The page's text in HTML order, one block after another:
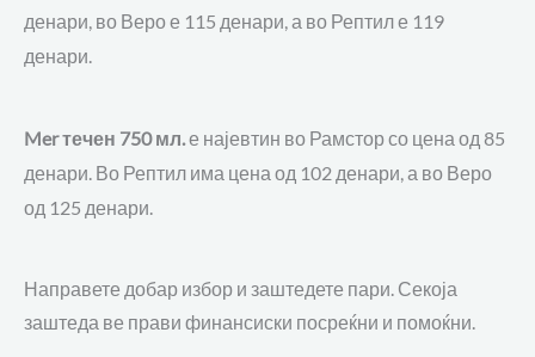
денари, во Веро е 115 денари, а во Рептил е 119
денари.
Mer течен 750 мл.е најевтин во Рамстор со цена од 85
денари. Во Рептил има цена од 102 денари, а во Веро
од 125 денари.
Направете добар избор и заштедете пари. Секоја
заштеда ве прави финансиски посреќни и помоќни.